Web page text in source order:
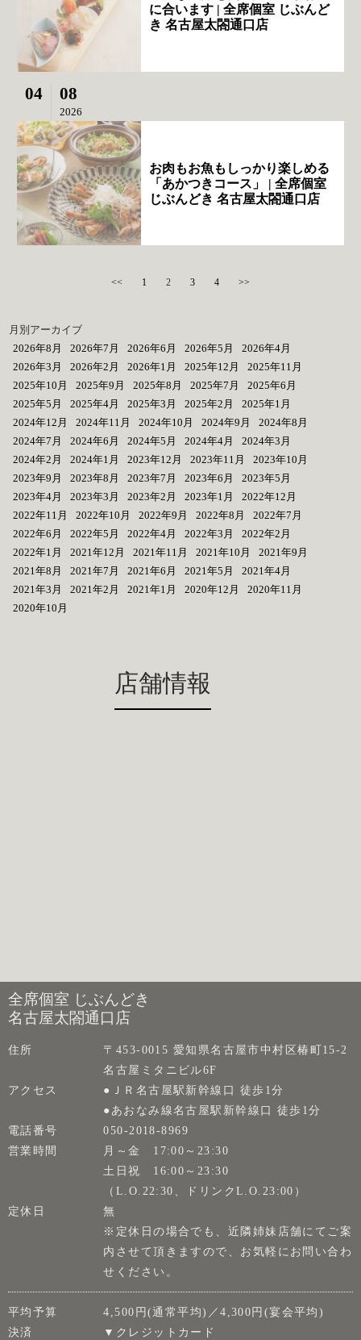
に合います | 全席個室 じぶんど
き 名古屋太閤通口店
04 08
2026
お肉もお魚もしっかり楽しめる
「あかつきコース」 | 全席個室
じぶんどき 名古屋太閤通口店
<< 1 2 3 4 >>
月別アーカイブ
2026年8月
2026年7月 2026年6月 2026年5月
2026年4月
2026年3月
2026年2月 2026年1月 2025年12月
2025年11月
2025年10月
2025年9月 2025年8月 2025年7月
2025年6月
2025年5月
2025年4月 2025年3月 2025年2月
2025年1月
2024年12月
2024年11月 2024年10月 2024年9月
2024年8月
2024年7月
2024年6月 2024年5月 2024年4月
2024年3月
2024年2月
2024年1月 2023年12月 2023年11月
2023年10月
2023年9月
2023年8月 2023年7月 2023年6月
2023年5月
2023年4月
2023年3月 2023年2月 2023年1月
2022年12月
2022年11月
2022年10月 2022年9月 2022年8月
2022年7月
2022年6月
2022年5月 2022年4月 2022年3月
2022年2月
2022年1月
2021年12月 2021年11月 2021年10月
2021年9月
2021年8月
2021年7月 2021年6月 2021年5月
2021年4月
2021年3月
2021年2月 2021年1月 2020年12月
2020年11月
2020年10月
店舗情報
全席個室 じぶんどき
名古屋太閤通口店
住所
〒453-0015 愛知県名古屋市中村区椿町15-2
名古屋ミタニビル6F
アクセス
●ＪＲ名古屋駅新幹線口 徒歩1分
●あおなみ線名古屋駅新幹線口 徒歩1分
電話番号
050-2018-8969
営業時間
月～金 17:00～23:30
土日祝 16:00～23:30
（L.O.22:30、ドリンクL.O.23:00）
定休日
無
※定休日の場合でも、近隣姉妹店舗にてご案
内させて頂きますので、お気軽にお問い合わ
せください。
平均予算
4,500円(通常平均)／4,300円(宴会平均)
決済
▼クレジットカード